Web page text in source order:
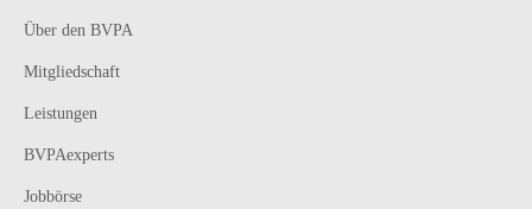
Über den BVPA
Mitgliedschaft
Leistungen
BVPAexperts
Jobbörse